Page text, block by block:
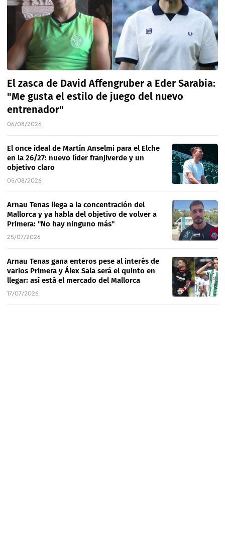
El zasca de David Affengruber a Eder Sarabia:
"Me gusta el estilo de juego del nuevo
entrenador"
06/08/2026
El once ideal de Martín Anselmi para el Elche
en la 26/27: nuevo líder franjiverde y un
objetivo claro
05/08/2026
Arnau Tenas llega a la concentración del
Mallorca y ya habla del objetivo de volver a
Primera: "No hay ninguno más"
25/07/2026
Arnau Tenas gana enteros pese al interés de
varios Primera y Álex Sala será el quinto en
llegar: así está el mercado del Mallorca
17/07/2026